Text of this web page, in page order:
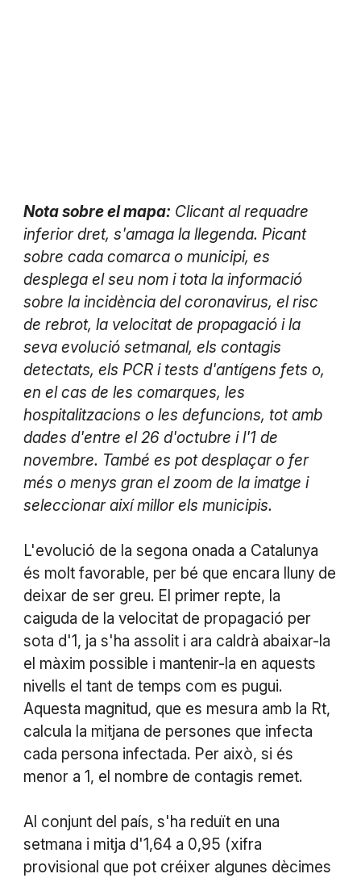
Nota sobre el mapa: Clicant al requadre
inferior dret, s'amaga la llegenda. Picant
sobre cada comarca o municipi, es
desplega el seu nom i tota la informació
sobre la incidència del coronavirus, el risc
de rebrot, la velocitat de propagació i la
seva evolució setmanal, els contagis
detectats, els PCR i tests d'antígens fets o,
en el cas de les comarques, les
hospitalitzacions o les defuncions, tot amb
dades d'entre el 26 d'octubre i l'1 de
novembre. També es pot desplaçar o fer
més o menys gran el zoom de la imatge i
seleccionar així millor els municipis.
L'evolució de la segona onada a Catalunya
és molt favorable, per bé que encara lluny de
deixar de ser greu. El primer repte, la
caiguda de la velocitat de propagació per
sota d'1, ja s'ha assolit i ara caldrà abaixar-la
el màxim possible i mantenir-la en aquests
nivells el tant de temps com es pugui.
Aquesta magnitud, que es mesura amb la Rt,
calcula la mitjana de persones que infecta
cada persona infectada. Per això, si és
menor a 1, el nombre de contagis remet.
Al conjunt del país, s'ha reduït en una
setmana i mitja d'1,64 a 0,95 (xifra
provisional que pot créixer algunes dècimes